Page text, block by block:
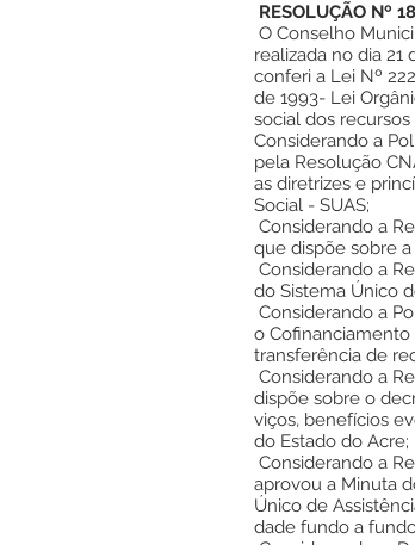
RESOLUÇÃO Nº
O Conselho
realizada no dia
conferi a Lei Nº
de 1993- Lei
social dos
Considerando a
pela Resolução
as diretrizes e
Social - SUAS;
Considerando a
que dispõe sobre
Considerando a
do Sistema Único
Considerando a
o Cofinanciamento
transferência de
Considerando a
dispõe sobre o
viços, benefícios
do Estado do Acre;
Considerando a
aprovou a Minuta
Único de
dade fundo a